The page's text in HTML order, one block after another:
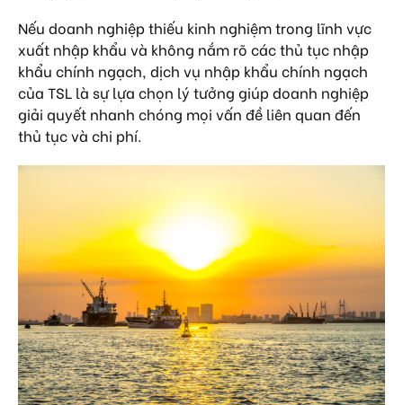
Nếu doanh nghiệp thiếu kinh nghiệm trong lĩnh vực
xuất nhập khẩu và không nắm rõ các thủ tục nhập
khẩu chính ngạch, dịch vụ nhập khẩu chính ngạch
của TSL là sự lựa chọn lý tưởng giúp doanh nghiệp
giải quyết nhanh chóng mọi vấn đề liên quan đến
thủ tục và chi phí.